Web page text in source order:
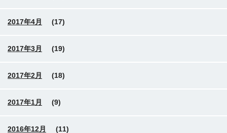
2017年4月 (17)
2017年3月 (19)
2017年2月 (18)
2017年1月 (9)
2016年12月 (11)